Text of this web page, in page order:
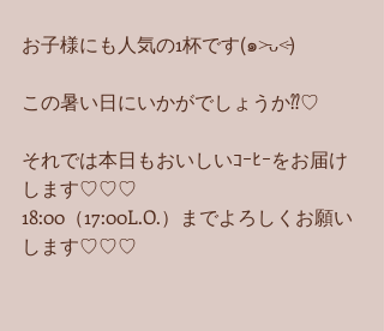
お子様にも人気の1杯です(๑˃̵ᴗ˂̵)
この暑い日にいかがでしょうか⁇♡
それでは本日もおいしいｺｰﾋｰをお届け
します♡♡♡
18:00（17:00L.O.）までよろしくお願い
します♡♡♡